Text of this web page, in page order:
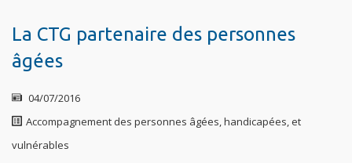
La CTG partenaire des personnes
âgées
04/07/2016
Accompagnement des personnes âgées, handicapées, et
vulnérables